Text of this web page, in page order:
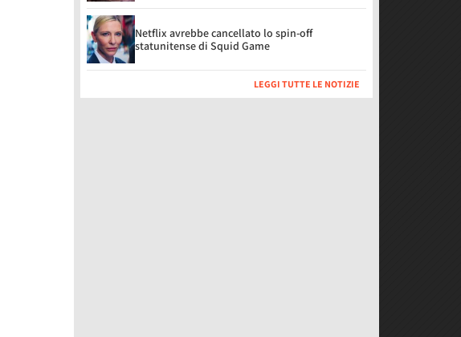
Netflix avrebbe cancellato lo spin-off
statunitense di Squid Game
LEGGI TUTTE LE NOTIZIE